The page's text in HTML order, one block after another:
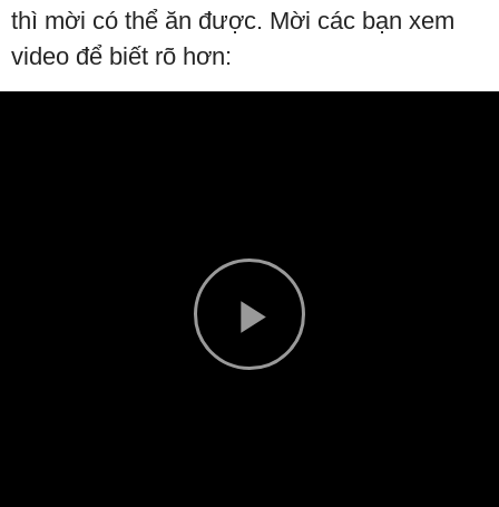
thì mời có thể ăn được. Mời các bạn xem
video để biết rõ hơn:
Play